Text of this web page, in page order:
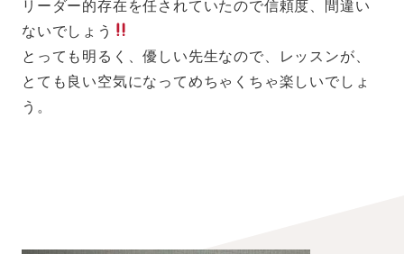
リーダー的存在を任されていたので信頼度、間違い
ないでしょう
とっても明るく、優しい先生なので、レッスンが、
とても良い空気になってめちゃくちゃ楽しいでしょ
う。